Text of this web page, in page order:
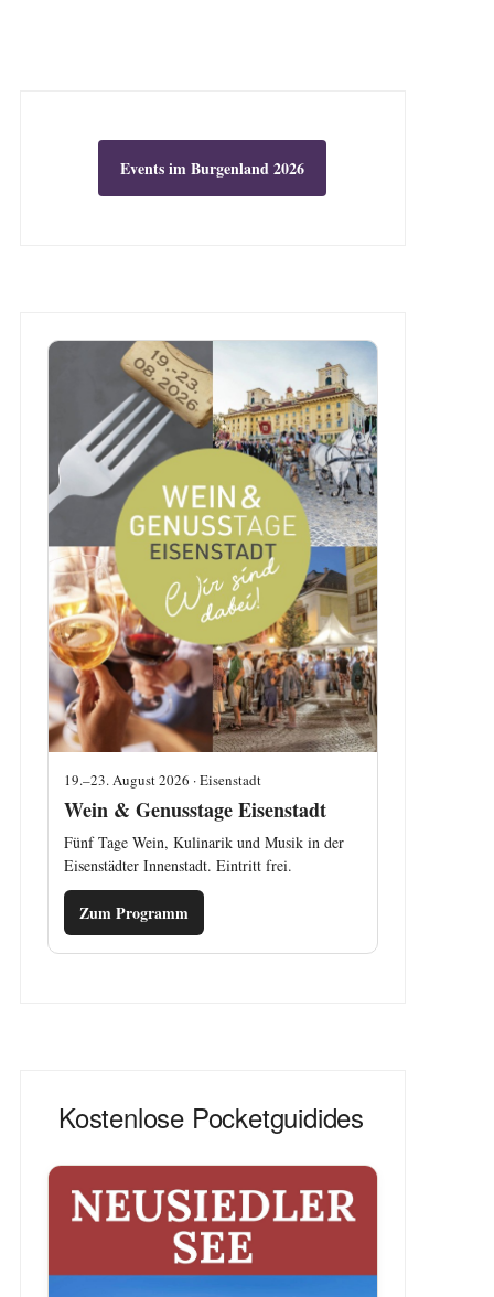
Events im Burgenland 2026
19.–23. August 2026 · Eisenstadt
Wein & Genusstage Eisenstadt
Fünf Tage Wein, Kulinarik und Musik in der
Eisenstädter Innenstadt. Eintritt frei.
Zum Programm
Kostenlose Pocketguidides